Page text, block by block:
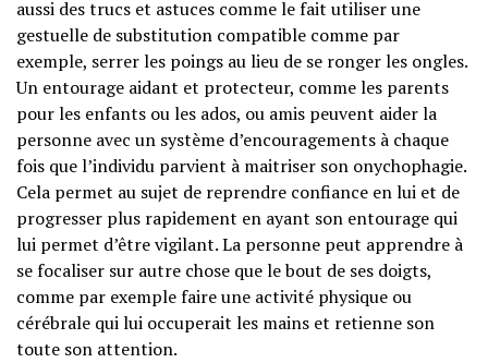
aussi des trucs et astuces comme le fait utiliser une
gestuelle de substitution compatible comme par
exemple, serrer les poings au lieu de se ronger les ongles.
Un entourage aidant et protecteur, comme les parents
pour les enfants ou les ados, ou amis peuvent aider la
personne avec un système d’encouragements à chaque
fois que l’individu parvient à maitriser son onychophagie.
Cela permet au sujet de reprendre confiance en lui et de
progresser plus rapidement en ayant son entourage qui
lui permet d’être vigilant. La personne peut apprendre à
se focaliser sur autre chose que le bout de ses doigts,
comme par exemple faire une activité physique ou
cérébrale qui lui occuperait les mains et retienne son
toute son attention.